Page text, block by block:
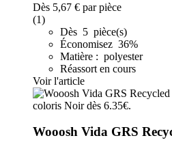
Dès 5,67 € par pièce
(1)
Dès 5 pièce(s)
Économisez 36%
Matière : polyester
Réassort en cours
Voir l'article
Wooosh Vida GRS